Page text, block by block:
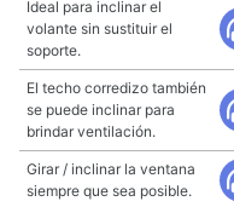
Ideal para inclinar el
volante sin sustituir el
soporte.
El techo corredizo también
se puede inclinar para
brindar ventilación.
Girar / inclinar la ventana
siempre que sea posible.